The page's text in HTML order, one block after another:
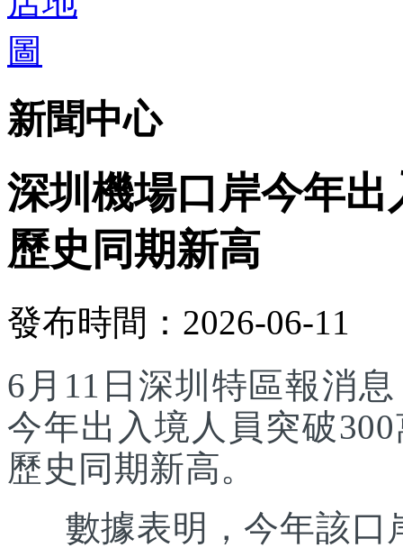
新聞中心
深圳機場口岸今年出
歷史同期新高
發布時間：2026-06-11
6月11日深圳特區報消
今年出入境人員突破
歷史同期新高。
數據表明，今年該口